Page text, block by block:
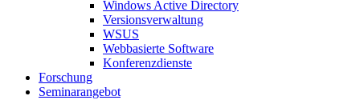
Windows Active Directory
Versionsverwaltung
WSUS
Webbasierte Software
Konferenzdienste
Forschung
Seminarangebot